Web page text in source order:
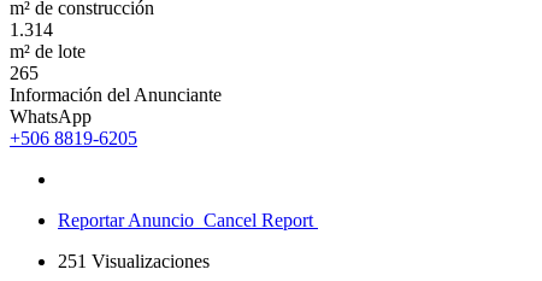
m² de construcción
1.314
m² de lote
265
Información del Anunciante
WhatsApp
+506 8819-6205
Reportar Anuncio Cancel Report
251 Visualizaciones